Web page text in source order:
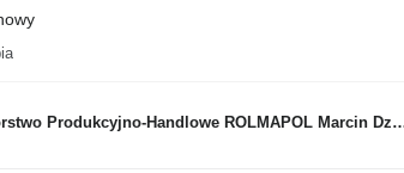
Produkcyjno-Handlowe ROLMAPOL Marcin Dziekan